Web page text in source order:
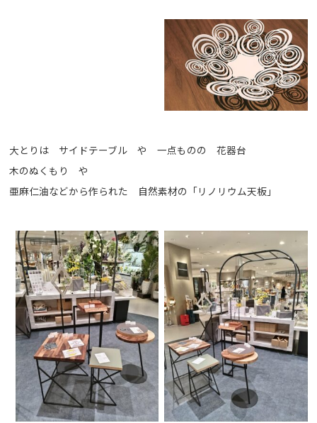
大とりは サイドテーブル や 一点ものの 花器台
木のぬくもり や
亜麻仁油などから作られた 自然素材の「リノリウム天板」